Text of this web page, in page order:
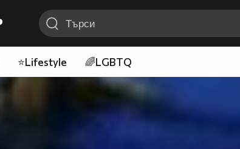
⭐Lifestyle 🌈LGBTQ